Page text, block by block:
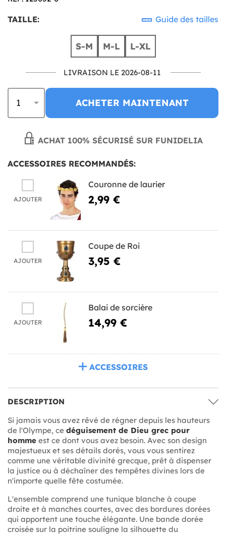
TAILLE: Guide des tailles
S-M M-L L-XL
LIVRAISON LE 2026-08-11
ACHETER MAINTENANT
ACHAT 100% SÉCURISÉ SUR FUNIDELIA
ACCESSOIRES RECOMMANDÉS:
AJOUTER
Couronne de laurier
2,99 €
AJOUTER
Coupe de Roi
3,95 €
AJOUTER
Balai de sorcière
14,99 €
ACCESSOIRES
DESCRIPTION
Si jamais vous avez rêvé de régner depuis les hauteurs
de l'Olympe, ce déguisement de Dieu grec pour
homme est ce dont vous avez besoin. Avec son design
majestueux et ses détails dorés, vous vous sentirez
comme une véritable divinité grecque, prêt à dispenser
la justice ou à déchaîner des tempêtes divines lors de
n'importe quelle fête costumée.
L'ensemble comprend une tunique blanche à coupe
droite et à manches courtes, avec des bordures dorées
qui apportent une touche élégante. Une bande dorée
croisée sur la poitrine souligne la silhouette du